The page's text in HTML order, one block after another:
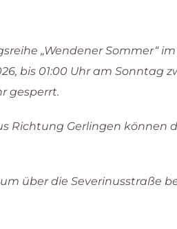
„Wendener Sommer“
bis 01:00 Uhr am
gesperrt.
Richtung Gerlingen können
über die Severinusstraße